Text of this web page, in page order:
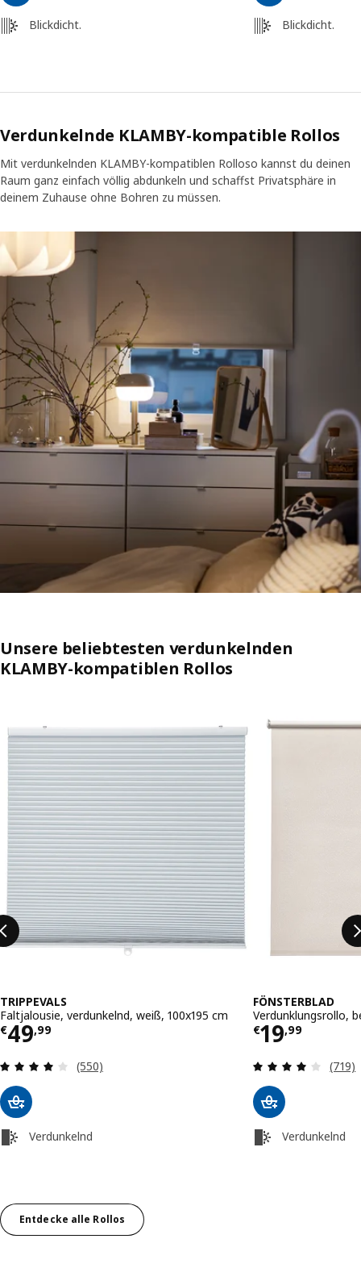
Blickdicht. Blickdicht.
Verdunkelnde KLAMBY-kompatible Rollos
Mit verdunkelnden KLAMBY-kompatiblen Rolloso kannst du deinen
Raum ganz einfach völlig abdunkeln und schaffst Privatsphäre in
deinem Zuhause ohne Bohren zu müssen.
Unsere beliebtesten verdunkelnden
KLAMBY-kompatiblen Rollos
TRIPPEVALS
Faltjalousie, verdunkelnd, weiß, 100x195 cm
€49,99
Preis € 49,99
Überprüfung: 3.9 aus 5 sterne. Bewertungen
(550)
Verdunkelnd
FÖNSTERBLAD
Verdunklungsrollo,
€19,99
Preis €
(719)
Verdunkelnd
Entdecke alle Rollos